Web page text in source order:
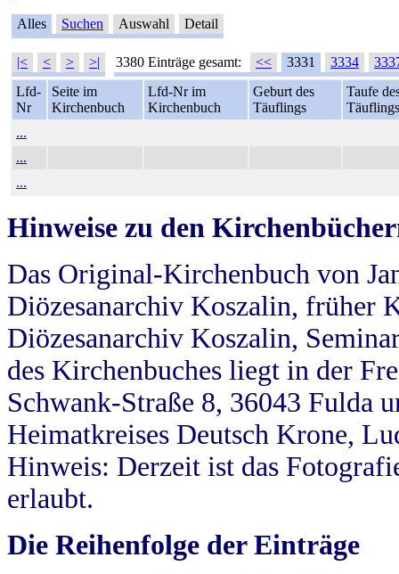
Alles Suchen Auswahl Detail
|< < > >| 3380 Einträge gesamt: << 3331 3334
Lfd-
Nr
Seite im
Kirchenbuch
Lfd-Nr im
Kirchenbuch
Geburt des
Täuflings
Taufe
Täuflings
...
...
...
Hinweise zu den
Das Original-Kirchenbuch von
Diözesanarchiv Koszalin, früher
Diözesanarchiv Koszalin,
des Kirchenbuches liegt in der
Schwank-Straße 8, 36043 Fulda
Heimatkreises Deutsch Krone,
Hinweis: Derzeit ist das
erlaubt.
Die Reihenfolge der Einträge